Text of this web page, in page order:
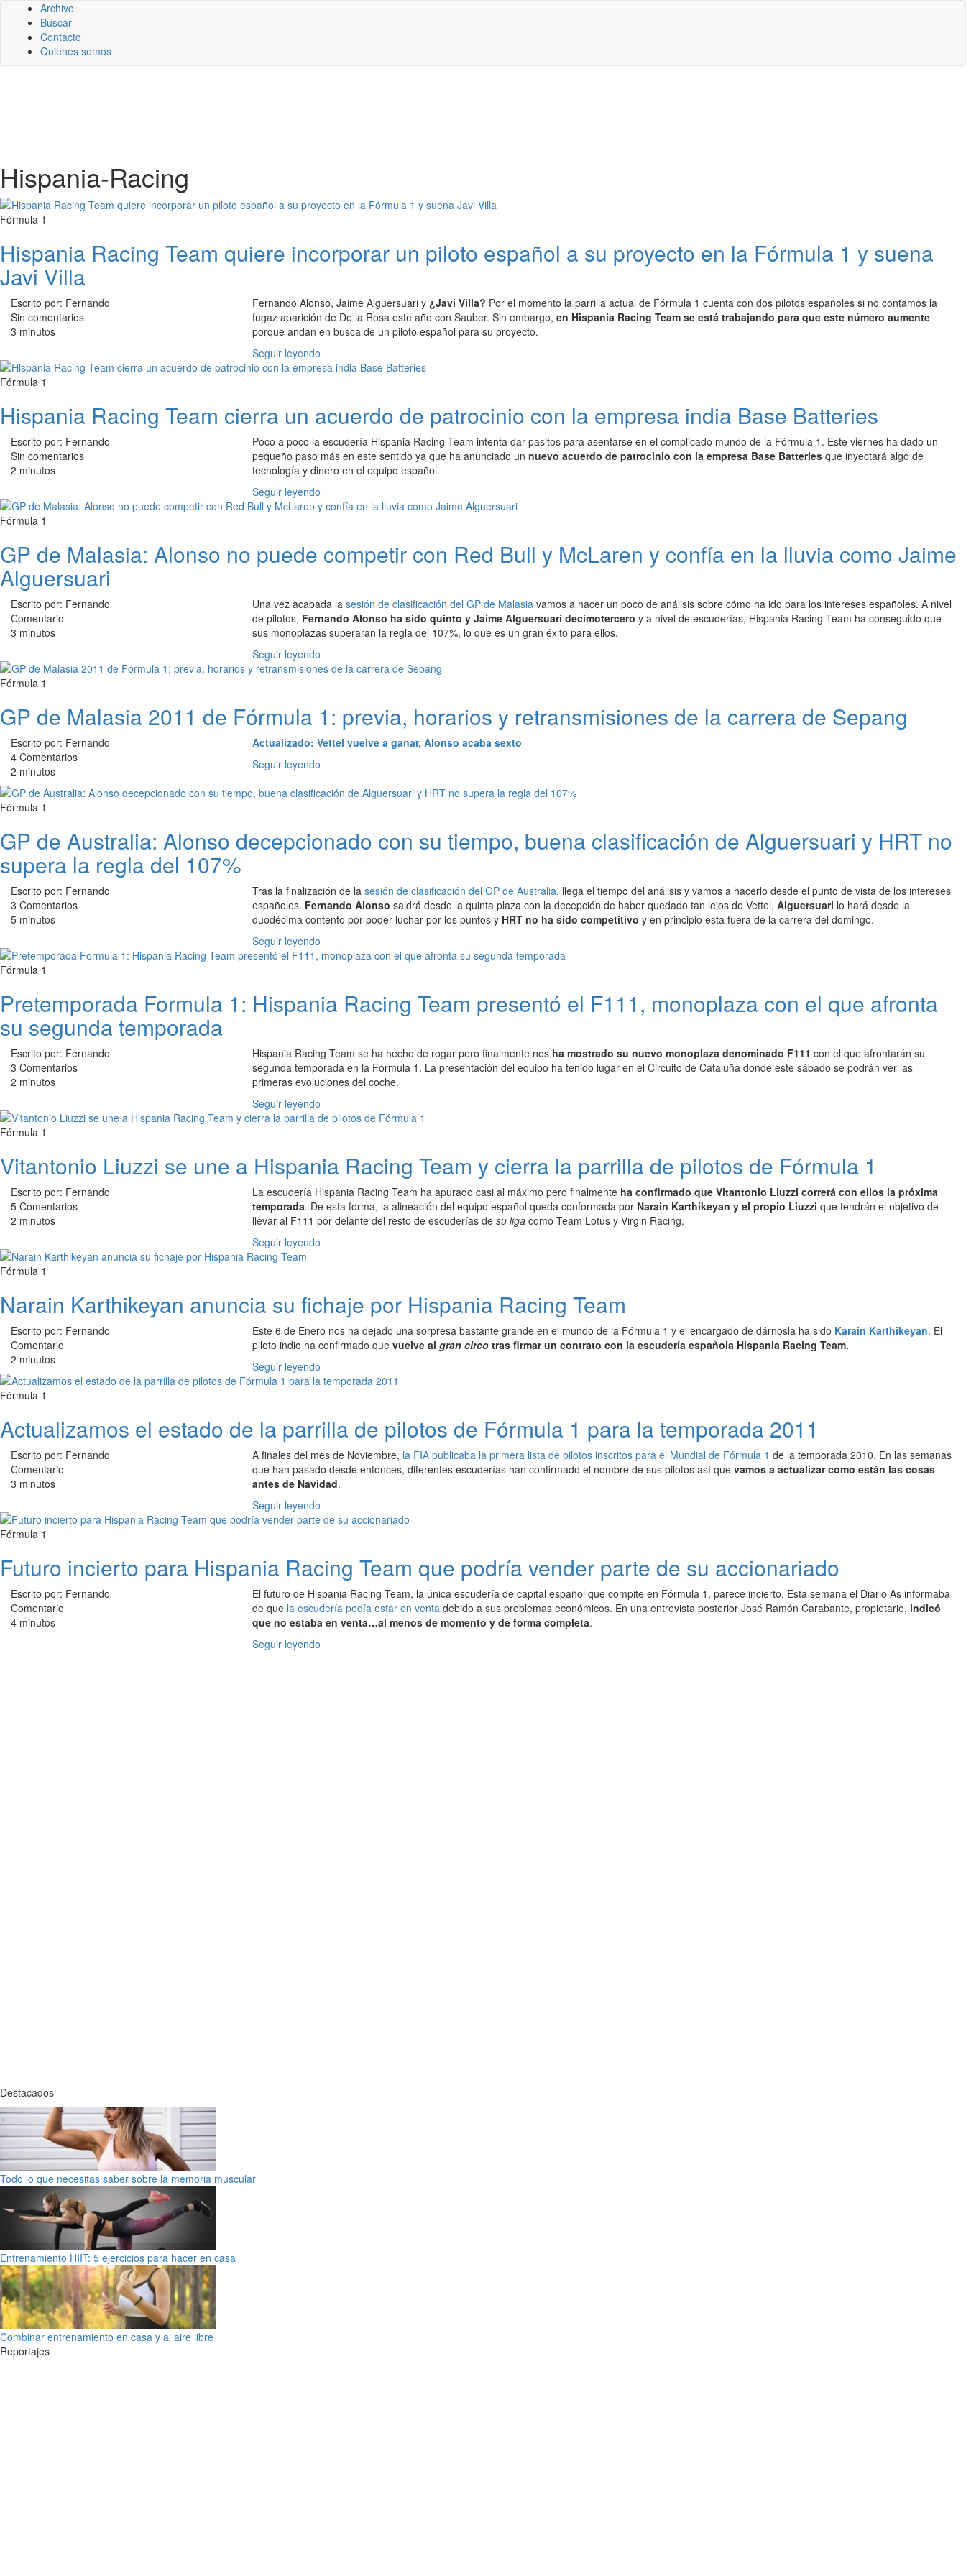
Archivo
Buscar
Contacto
Quienes somos
Hispania-Racing
Fórmula 1
Hispania Racing Team quiere incorporar un piloto español a su proyecto en la Fórmula 1 y suena
Javi Villa
Escrito por: Fernando
Sin comentarios
3 minutos
Fernando Alonso, Jaime Alguersuari y ¿Javi Villa? Por el momento la parrilla actual de Fórmula 1 cuenta con dos pilotos españoles si no contamos la
fugaz aparición de De la Rosa este año con Sauber. Sin embargo, en Hispania Racing Team se está trabajando para que este número aumente
porque andan en busca de un piloto español para su proyecto.
Seguir leyendo
Fórmula 1
Hispania Racing Team cierra un acuerdo de patrocinio con la empresa india Base Batteries
Escrito por: Fernando
Sin comentarios
2 minutos
Poco a poco la escudería Hispania Racing Team intenta dar pasitos para asentarse en el complicado mundo de la Fórmula 1. Este viernes ha dado un
pequeño paso más en este sentido ya que ha anunciado un nuevo acuerdo de patrocinio con la empresa Base Batteries que inyectará algo de
tecnología y dinero en el equipo español.
Seguir leyendo
Fórmula 1
GP de Malasia: Alonso no puede competir con Red Bull y McLaren y confía en la lluvia como Jaime
Alguersuari
Escrito por: Fernando
Comentario
3 minutos
Una vez acabada la sesión de clasificación del GP de Malasia vamos a hacer un poco de análisis sobre cómo ha ido para los intereses españoles. A nivel
de pilotos, Fernando Alonso ha sido quinto y Jaime Alguersuari decimotercero y a nivel de escuderías, Hispania Racing Team ha conseguido que
sus monoplazas superaran la regla del 107%, lo que es un gran éxito para ellos.
Seguir leyendo
Fórmula 1
GP de Malasia 2011 de Fórmula 1: previa, horarios y retransmisiones de la carrera de Sepang
Escrito por: Fernando
4 Comentarios
2 minutos
Actualizado: Vettel vuelve a ganar, Alonso acaba sexto
Seguir leyendo
Fórmula 1
GP de Australia: Alonso decepcionado con su tiempo, buena clasificación de Alguersuari y HRT no
supera la regla del 107%
Escrito por: Fernando
3 Comentarios
5 minutos
Tras la finalización de la sesión de clasificación del GP de Australia, llega el tiempo del análisis y vamos a hacerlo desde el punto de vista de los intereses
españoles. Fernando Alonso saldrá desde la quinta plaza con la decepción de haber quedado tan lejos de Vettel, Alguersuari lo hará desde la
duodécima contento por poder luchar por los puntos y HRT no ha sido competitivo y en principio está fuera de la carrera del domingo.
Seguir leyendo
Fórmula 1
Pretemporada Formula 1: Hispania Racing Team presentó el F111, monoplaza con el que afronta
su segunda temporada
Escrito por: Fernando
3 Comentarios
2 minutos
Hispania Racing Team se ha hecho de rogar pero finalmente nos ha mostrado su nuevo monoplaza denominado F111 con el que afrontarán su
segunda temporada en la Fórmula 1. La presentación del equipo ha tenido lugar en el Circuito de Cataluña donde este sábado se podrán ver las
primeras evoluciones del coche.
Seguir leyendo
Fórmula 1
Vitantonio Liuzzi se une a Hispania Racing Team y cierra la parrilla de pilotos de Fórmula 1
Escrito por: Fernando
5 Comentarios
2 minutos
La escudería Hispania Racing Team ha apurado casi al máximo pero finalmente ha confirmado que Vitantonio Liuzzi correrá con ellos la próxima
temporada. De esta forma, la alineación del equipo español queda conformada por Narain Karthikeyan y el propio Liuzzi que tendrán el objetivo de
llevar al F111 por delante del resto de escuderías de su liga como Team Lotus y Virgin Racing.
Seguir leyendo
Fórmula 1
Narain Karthikeyan anuncia su fichaje por Hispania Racing Team
Escrito por: Fernando
Comentario
2 minutos
Este 6 de Enero nos ha dejado una sorpresa bastante grande en el mundo de la Fórmula 1 y el encargado de dárnosla ha sido Karain Karthikeyan. El
piloto indio ha confirmado que vuelve al gran circo tras firmar un contrato con la escudería española Hispania Racing Team.
Seguir leyendo
Fórmula 1
Actualizamos el estado de la parrilla de pilotos de Fórmula 1 para la temporada 2011
Escrito por: Fernando
Comentario
3 minutos
A finales del mes de Noviembre, la FIA publicaba la primera lista de pilotos inscritos para el Mundial de Fórmula 1 de la temporada 2010. En las semanas
que han pasado desde entonces, diferentes escuderías han confirmado el nombre de sus pilotos así que vamos a actualizar como están las cosas
antes de Navidad.
Seguir leyendo
Fórmula 1
Futuro incierto para Hispania Racing Team que podría vender parte de su accionariado
Escrito por: Fernando
Comentario
4 minutos
El futuro de Hispania Racing Team, la única escudería de capital español que compite en Fórmula 1, parece incierto. Esta semana el Diario As informaba
de que la escudería podía estar en venta debido a sus problemas económicos. En una entrevista posterior José Ramón Carabante, propietario, indicó
que no estaba en venta…al menos de momento y de forma completa.
Seguir leyendo
Destacados
Todo lo que necesitas saber sobre la memoria muscular
Entrenamiento HIIT: 5 ejercicios para hacer en casa
Combinar entrenamiento en casa y al aire libre
Reportajes